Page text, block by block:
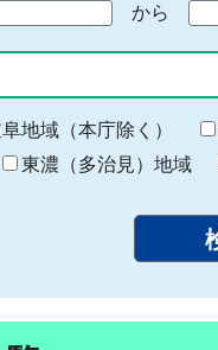
から
終
わ
り
地域（本庁除く）
東濃（多治見）地域